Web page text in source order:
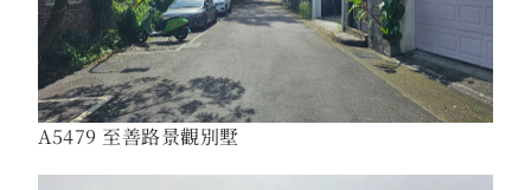
A5479 至善路景觀別墅